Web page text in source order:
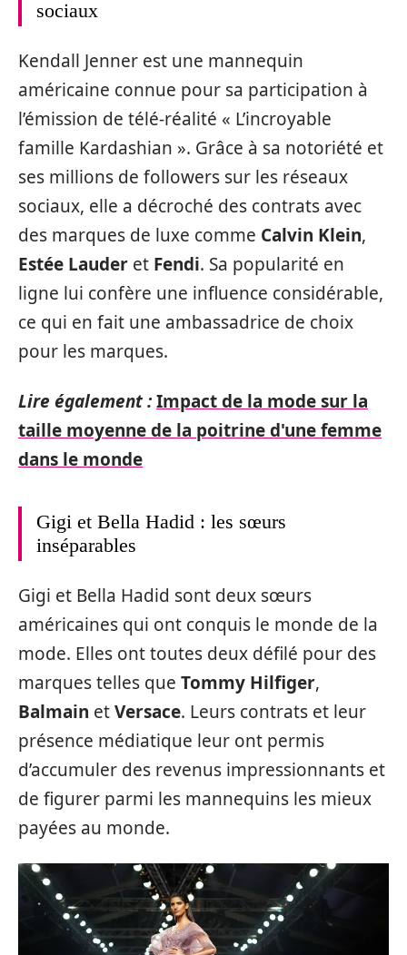
sociaux
Kendall Jenner est une mannequin
américaine connue pour sa participation à
l’émission de télé-réalité « L’incroyable
famille Kardashian ». Grâce à sa notoriété et
ses millions de followers sur les réseaux
sociaux, elle a décroché des contrats avec
des marques de luxe comme Calvin Klein,
Estée Lauder et Fendi. Sa popularité en
ligne lui confère une influence considérable,
ce qui en fait une ambassadrice de choix
pour les marques.
Lire également :Impact de la mode sur la
taille moyenne de la poitrine d'une femme
dans le monde
Gigi et Bella Hadid : les sœurs
inséparables
Gigi et Bella Hadid sont deux sœurs
américaines qui ont conquis le monde de la
mode. Elles ont toutes deux défilé pour des
marques telles que Tommy Hilfiger,
Balmain etVersace. Leurs contrats et leur
présence médiatique leur ont permis
d’accumuler des revenus impressionnants et
de figurer parmi les mannequins les mieux
payées au monde.